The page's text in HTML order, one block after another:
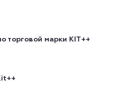
торговой марки KIT++